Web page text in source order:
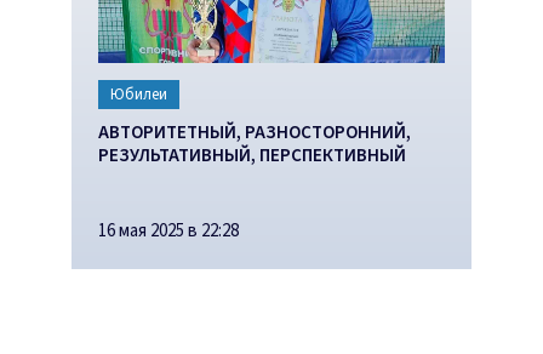
Юбилеи
АВТОРИТЕТНЫЙ, РАЗНОСТОРОННИЙ,
РЕЗУЛЬТАТИВНЫЙ, ПЕРСПЕКТИВНЫЙ
16 мая 2025 в 22:28